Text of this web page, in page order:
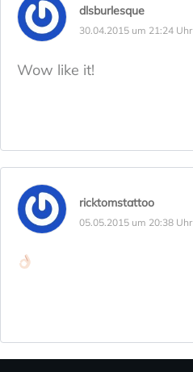
dlsburlesque
30.04.2015 um 21:24 Uhr
Wow like it!
ricktomstattoo
05.05.2015 um 20:38 Uhr